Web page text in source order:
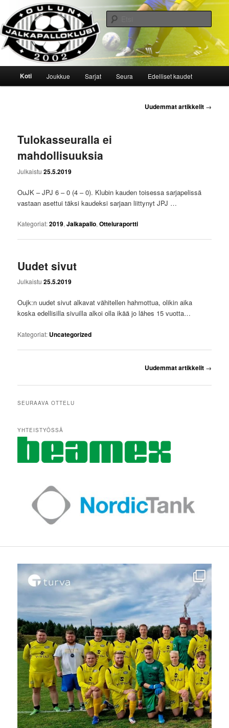
sisältöön
toissijaiseen
sisältöön
Oulun Jalkapalloklubi
Päävalikko
Koti Joukkue Sarjat Seura Edelliset kaudet
Uudemmat artikkelit →
Tulokasseuralla ei
mahdollisuuksia
Julkaistu25.5.2019
OuJK – JPJ 6 – 0 (4 – 0). Klubin kauden toisessa sarjapelissä
vastaan asettui täksi kaudeksi sarjaan liittynyt JPJ …
Kategoriat:2019,Jalkapallo,Otteluraportti
Uudet sivut
Julkaistu25.5.2019
Oujk:n uudet sivut alkavat vähitellen hahmottua, olikin aika
koska edellisilla sivuilla alkoi olla ikää jo lähes 15 vuotta…
Kategoriat: Uncategorized
Uudemmat artikkelit →
SEURAAVA OTTELU
YHTEISTYÖSSÄ